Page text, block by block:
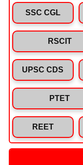
SSC CGL
RSCIT
UPSC CDS
PTET
REET